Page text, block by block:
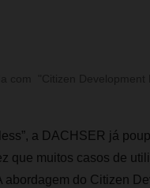
a DACHSER já
que muitos casos de
abordagem do Citizen